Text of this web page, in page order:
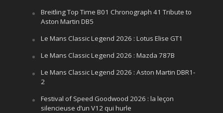
Breitling Top Time B01 Chronograph 41 Tribute to
Aston Martin DB5
Le Mans Classic Legend 2026 : Lotus Elise GT1
Le Mans Classic Legend 2026 : Mazda 787B
Le Mans Classic Legend 2026 : Aston Martin DBR1-
2
Festival of Speed Goodwood 2026 : la leçon
silencieuse d’un V12 qui hurle